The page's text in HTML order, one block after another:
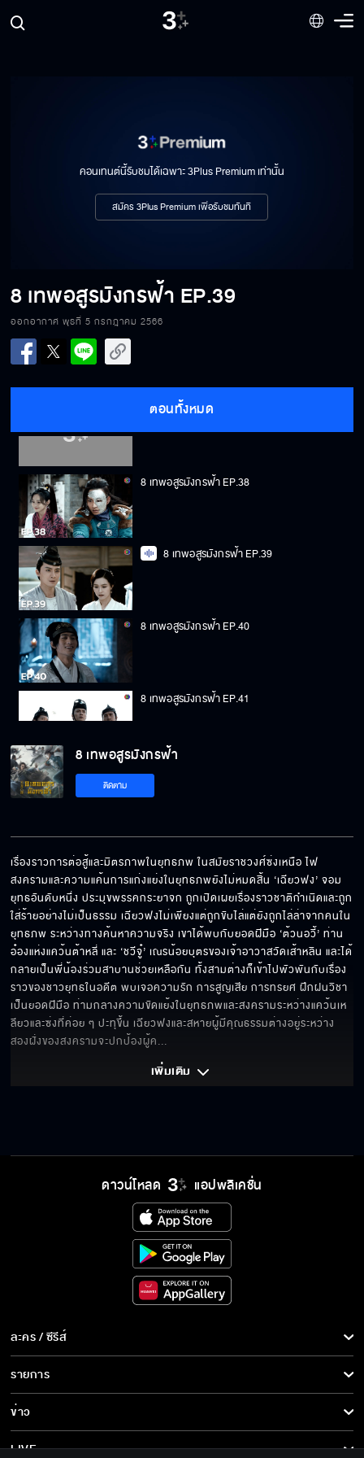
คอนเทนต์นี้รับชมได้เฉพาะ 3Plus Premium เท่านั้น
สมัคร 3Plus Premium เพื่อรับชมทันที
8 เทพอสูรมังกรฟ้า EP.39
ออกอากาศ พุธที่ 5 กรกฎาคม 2566
ตอนทั้งหมด
8 เทพอสูรมังกรฟ้า EP.34
8 เทพอสูรมังกรฟ้า EP.35
8 เทพอสูรมังกรฟ้า EP.37
8 เทพอสูรมังกรฟ้า EP.38
8 เทพอสูรมังกรฟ้า EP.39
8 เทพอสูรมังกรฟ้า EP.40
8 เทพอสูรมังกรฟ้า EP.41
8 เทพอสูรมังกรฟ้า EP.42
8 เทพอสูรมังกรฟ้า EP.44
8 เทพอสูรมังกรฟ้า EP.45
8 เทพอสูรมังกรฟ้า EP.46
8 เทพอสูรมังกรฟ้า EP.48
8 เทพอสูรมังกรฟ้า EP.49
8 เทพอสูรมังกรฟ้า
ติดตาม
เรื่องราวการต่อสู้และมิตรภาพในยุทธภพ ในสมัยราชวงศ์ซ่งเหนือ ไฟ
สงครามและความแค้นการแก่งแย่งในยุทธภพยังไม่หมดสิ้น ‘เฉียวฟง’ จอม
ยุทธอันดับหนึ่ง ประมุขพรรคกระยาจก ถูกเปิดเผยเรื่องราวชาติกำเนิดและถูก
ใส่ร้ายอย่างไม่เป็นธรรม เฉียวฟงไม่เพียงแต่ถูกขับไล่แต่ยังถูกไล่ล่าจากคนใน
ยุทธภพ ระหว่างทางค้นหาความจริง เขาได้พบกับยอดฝีมือ ‘ต้วนอวี้’ ท่าน
อ๋องแห่งแคว้นต้าหลี่ และ ‘ชวีจู๋’ เณรน้อยบุตรของเจ้าอาวาสวัดเส้าหลิน และได้
กลายเป็นพี่น้องร่วมสาบานช่วยเหลือกัน ทั้งสามต่างก็เข้าไปพัวพันกับเรื่อง
ราวของชาวยุทธในอดีต พบเจอความรัก การสูญเสีย การทรยศ ฝึกฝนวิชา
เป็นยอดฝีมือ ท่ามกลางความขัดแย้งในยุทธภพและสงครามระหว่างแคว้นเห
ลียวและซ่งที่ค่อย ๆ ปะทุขึ้น เฉียวฟงและสหายผู้มีคุณธรรมต่างอยู่ระหว่าง
สองฝั่งของสงครามจะปกป้องผู้ค...
เพิ่มเติม
ดาวน์โหลด แอปพลิเคชั่น
ละคร / ซีรีส์
ละคร/ซีรีส์
ซีรีส์นานาชาติ
การ์ตูน & เกม
รายการ
รายการทั้งหมด
ข่าว
ข่าวทั้งหมด
LIVE